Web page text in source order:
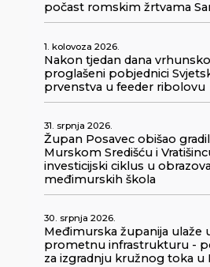
počast romskim žrtvama
1. kolovoza 2026.
Nakon tjedan dana
proglašeni pobjednici
prvenstva u feeder ribolovu
31. srpnja 2026.
Župan Posavec obišao
Murskom Središću i
investicijski ciklus u
međimurskih škola
30. srpnja 2026.
Međimurska županija ulaže
prometnu infrastrukturu -
za izgradnju kružnog toka